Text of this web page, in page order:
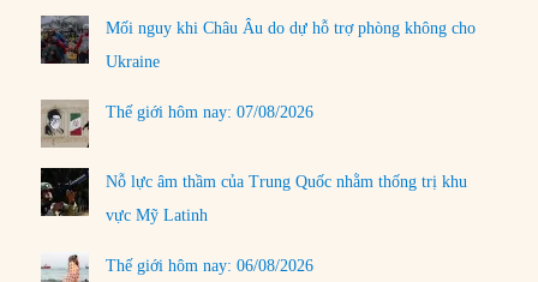
Mối nguy khi Châu Âu do dự hỗ trợ phòng không cho
Ukraine
Thế giới hôm nay: 07/08/2026
Nỗ lực âm thầm của Trung Quốc nhằm thống trị khu
vực Mỹ Latinh
Thế giới hôm nay: 06/08/2026